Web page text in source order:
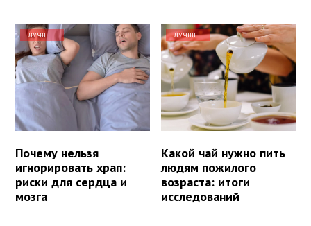
ЛУЧШЕЕ
Почему нельзя
игнорировать храп:
риски для сердца и
мозга
ЛУЧШЕЕ
Какой чай нужно пить
людям пожилого
возраста: итоги
исследований